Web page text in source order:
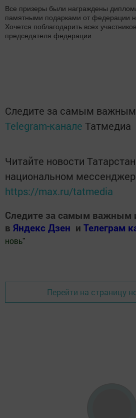
Все призеры были награждены
памятными подарками от федерации
Хочется поблагодарить всех
председателя федерации
Следите за самым
Telegram-канале Татмедиа
Читайте новости
национальном
https://max.ru/tatmedia
Следите за самым важным
в Яндекс Дзен и Телеграм
новь"
Перейти на страницу